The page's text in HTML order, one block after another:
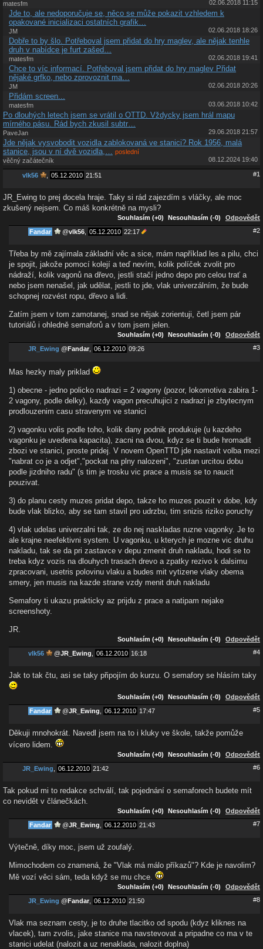
matesfm 02.06.2018 11:15
Jde to, ale nedoporučuje se, něco se může pokazit vzhledem k
opakované inicializaci ostatních grafik…
JM 02.06.2018 18:26
Dobře to by šlo. Potřeboval jsem přidat do hry maglev, ale nějak tenhle
druh v nabídce je furt zašed…
matesfm 02.06.2018 19:41
Chce to víc informací. Potřeboval jsem přidat do hry maglev Přidat
nějaké grfko, nebo zprovoznit ma…
JM 02.06.2018 20:26
Přidám screen...
matesfm 03.06.2018 10:42
Po dlouhých letech jsem se vrátil o OTTD. Vždycky jsem hrál mapu
mírného pásu. Rád bych zkusil subtr…
PaveJan 29.06.2018 21:57
Jde nějak vysvobodit vozidla zablokovaná ve stanici? Rok 1956, malá
stanice, jsou v ní dvě vozidla,…
poslední
věčný začátečník
08.12.2024 19:40
vlk56 05.12.2010 21:51 #1
JR_Ewing to prej docela hraje. Taky si rád zajezdím s vláčky, ale moc
zkušený nejsem. Co máš konkrétně na mysli?
Souhlasím (+0) Nesouhlasím (-0) Odpovědět
Fandar @vlk56 05.12.2010 22:17 #2
Třeba by mě zajímala základní věc a sice, mám například les a pilu, chci
je spojit, jakože pomocí kolejí a teď nevím, kolik políček zvolit pro
nádraží, kolik vagonů na dřevo, jestli stačí jedno depo pro celou trať a
nebo jsem nenašel, jak udělat, jestli to jde, vlak univerzálním, že bude
schopnej rozvést ropu, dřevo a lidi.
Zatím jsem v tom zamotanej, snad se nějak zorientuji, četl jsem pár
tutoriálů i ohledně semaforů a v tom jsem jelen.
Souhlasím (+0) Nesouhlasím (-0) Odpovědět
JR_Ewing @Fandar 06.12.2010 09:26 #3
Mas hezky maly priklad
1) obecne - jedno policko nadrazi = 2 vagony (pozor, lokomotiva zabira 1-
2 vagony, podle delky), kazdy vagon precuhujici z nadrazi je zbytecnym
prodlouzenim casu stravenym ve stanici
2) vagonku volis podle toho, kolik dany podnik produkuje (u kazdeho
vagonku je uvedena kapacita), zacni na dvou, kdyz se ti bude hromadit
zbozi ve stanici, proste pridej. V novem OpenTTD jde nastavit volba mezi
"nabrat co je a odjet","pockat na plny nalozeni", "zustan urcitou dobu
podle jizdniho radu" (s tim je trosku vic prace a musis se to naucit
pouzivat.
3) do planu cesty muzes pridat depo, takze ho muzes pouzit v dobe, kdy
bude vlak blizko, aby se tam stavil pro udrzbu, tim snizis riziko poruchy
4) vlak udelas univerzalni tak, ze do nej naskladas ruzne vagonky. Je to
ale krajne neefektivni system. U vagonku, u kterych je mozne vic druhu
nakladu, tak se da pri zastavce v depu zmenit druh nakladu, hodi se to
treba kdyz vozis na dlouhych trasach drevo a zpatky rezivo k dalsimu
zpracovani, usetris polovinu vlaku a budes mit vytizene vlaky obema
smery, jen musis na kazde strane vzdy menit druh nakladu
Semafory ti ukazu prakticky az prijdu z prace a natipam nejake
screenshoty.
JR.
Souhlasím (+0) Nesouhlasím (-0) Odpovědět
vlk56 @JR_Ewing 06.12.2010 16:18 #4
Jak to tak čtu, asi se taky připojím do kurzu. O semafory se hlásím taky
Souhlasím (+0) Nesouhlasím (-0) Odpovědět
Fandar @JR_Ewing 06.12.2010 17:47 #5
Děkuji mnohokrát. Navedl jsem na to i kluky ve škole, takže pomůže
vícero lidem.
Souhlasím (+0) Nesouhlasím (-0) Odpovědět
JR_Ewing 06.12.2010 21:42 #6
Tak pokud mi to redakce schválí, tak pojednání o semaforech budete mít
co nevidět v článečkách.
Souhlasím (+0) Nesouhlasím (-0) Odpovědět
Fandar @JR_Ewing 06.12.2010 21:43 #7
Výtečně, díky moc, jsem už zoufalý.
Mimochodem co znamená, že "Vlak má málo příkazů"? Kde je navolim?
Mě vozí věci sám, teda když se mu chce.
Souhlasím (+0) Nesouhlasím (-0) Odpovědět
JR_Ewing @Fandar 06.12.2010 21:50 #8
Vlak ma seznam cesty, je to druhe tlacitko od spodu (kdyz kliknes na
vlacek), tam zvolis, jake stanice ma navstevovat a pripadne co ma v te
stanici udelat (nalozit a uz nenaklada, nalozit doplna)